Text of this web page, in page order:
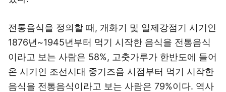
전통음식을 정의할 때, 개화기 및 일제강점기 시기인
1876년~1945년부터 먹기 시작한 음식을 전통음식
이라고 보는 사람은 58%, 고춧가루가 한반도에 들어
온 시기인 조선시대 중기즈음 시점부터 먹기 시작한
음식을 전통음식이라고 보는 사람은 79%이다. 역사